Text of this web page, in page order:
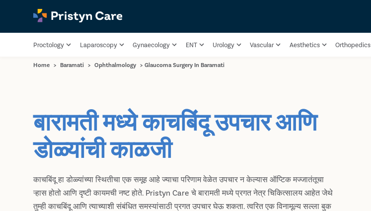
Proctology Laparoscopy Gynaecology ENT Urology Vascular Aesthetics Orthopedics
Home > Baramati > Ophthalmology > Glaucoma Surgery In Baramati
बारामती मध्ये काचबिंदू उपचार आणि
डोळ्यांची काळजी
काचबिंदू हा डोळ्यांच्या स्थितीचा एक समूह आहे ज्याचा परिणाम वेळेत उपचार न केल्यास ऑप्टिक मज्जातंतूचा
ऱ्हास होतो आणि दृष्टी कायमची नष्ट होते. Pristyn Care चे बारामती मध्ये प्रगत नेत्र चिकित्सालय आहेत जेथे
तुम्ही काचबिंदू आणि त्याच्याशी संबंधित समस्यांसाठी प्रगत उपचार घेऊ शकता. त्वरित एक विनामूल्य सल्ला बुक